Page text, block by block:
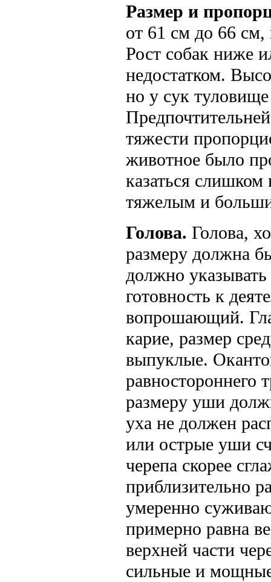
Размер и
от 61 см до 66 см,
Рост собак ниже
недостатком.
но у сук
тяжести
животное было
казаться
тяжелым и
Голова. Голова,
размеру должна
должно
готовность к
вопрошающий.
карие, размер
выпуклые.
равностороннего
размеру уши
уха не должен
или острые уши
черепа скорее
приблизительно
умеренно
примерно равна
верхней части
сильные и